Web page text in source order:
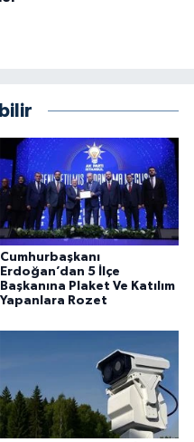
Cumhurbaşkanı
Erdoğan’dan 5 İlçe
Başkanına Plaket Ve Katılım
Yapanlara Rozet